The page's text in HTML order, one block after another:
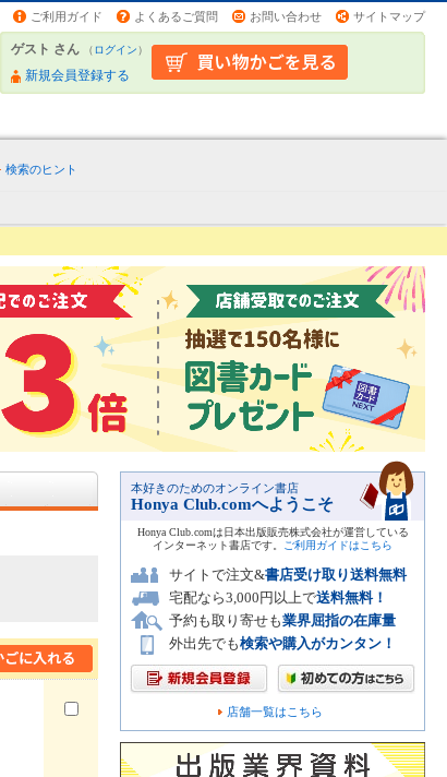
ご利用ガイド よくあるご質問 お問い合わせ サイトマップ
ゲスト さん （ログイン）
新規会員登録する
検索のヒント
本好きのためのオンライン書店
Honya Club.comへようこそ
Honya Club.comは日本出版販売株式会社が運営している
インターネット書店です。
ご利用ガイドはこちら
サイトで注文&書店受け取り送料無料
宅配なら3,000円以上で送料無料！
予約も取り寄せも業界屈指の在庫量
外出先でも検索や購入がカンタン！
店舗一覧はこちら